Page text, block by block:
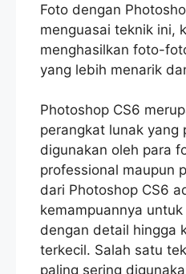
Foto dengan
menguasai teknik ini,
menghasilkan foto-
yang lebih menarik
Photoshop CS6
perangkat lunak yang
digunakan oleh para
professional maupun
dari Photoshop CS6
kemampuannya
dengan detail hingga
terkecil. Salah satu
paling sering